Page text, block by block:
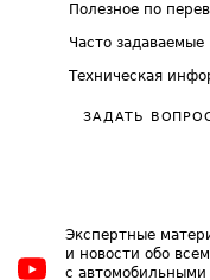
Полезное по
Часто задаваемые
Техническая
ЗАДАТЬ
Экспертные
и новости обо
с автомобильными